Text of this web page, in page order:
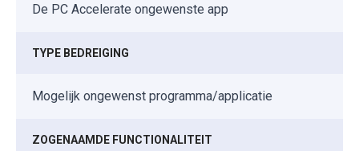
De PC Accelerate ongewenste app
TYPE BEDREIGING
Mogelijk ongewenst programma/applicatie
ZOGENAAMDE FUNCTIONALITEIT